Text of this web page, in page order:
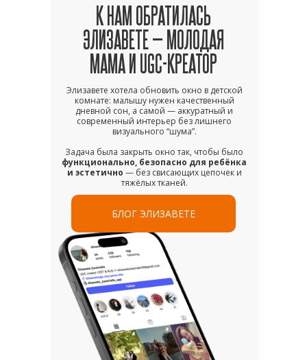
К НАМ ОБРАТИЛАСЬ
ЭЛИЗАВЕТЕ — МОЛОДАЯ
МАМА И UGC-КРЕАТОР
БЛОГ ЭЛИЗАВЕТЕ
Элизавете хотела обновить окно в детской
комнате: малышу нужен качественный
дневной сон, а самой — аккуратный и
современный интерьер без лишнего
визуального “шума”.
Задача была закрыть окно так, чтобы было
функционально, безопасно для ребёнка
и эстетично — без свисающих цепочек и
тяжёлых тканей.